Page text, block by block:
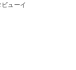
ューイ